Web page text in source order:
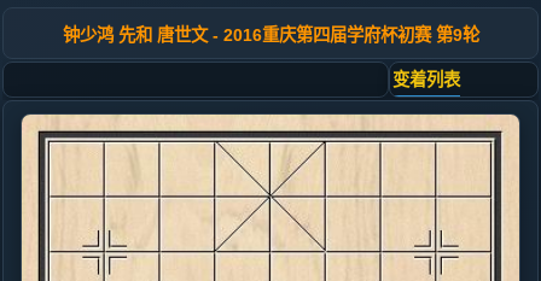
钟少鸿 先和 唐世文 - 2016重庆第四届学府杯初赛 第9轮
变着列表